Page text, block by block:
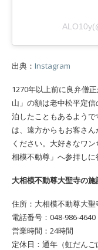
出典： Instagram
1270年以上前に良弁僧
山」の額は老中松平定
泊したこともあるようで
は、遠方からもお客さ
ください。大好きなワ
相模不動尊」へ参拝しに
大相模不動尊大聖寺の施
住所：大相模不動尊大聖
電話番号：048-986-4640
営業時間：24時間
定休日：通年（虹だんご